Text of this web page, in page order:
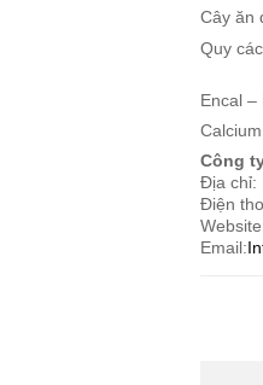
Cây ăn
Quy
Encal
Công
Địa chỉ:
Điện
Email: